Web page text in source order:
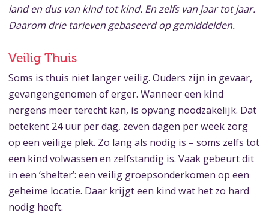
land en dus van kind tot kind. En zelfs van jaar tot jaar.
Daarom drie tarieven gebaseerd op gemiddelden.
Veilig Thuis
Soms is thuis niet langer veilig. Ouders zijn in gevaar,
gevangengenomen of erger. Wanneer een kind
nergens meer terecht kan, is opvang noodzakelijk. Dat
betekent 24 uur per dag, zeven dagen per week zorg
op een veilige plek. Zo lang als nodig is – soms zelfs tot
een kind volwassen en zelfstandig is. Vaak gebeurt dit
in een ‘shelter’: een veilig groepsonderkomen op een
geheime locatie. Daar krijgt een kind wat het zo hard
nodig heeft.